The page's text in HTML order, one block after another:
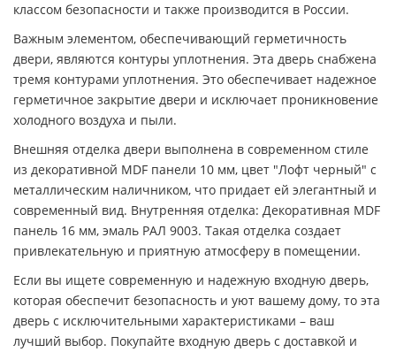
классом безопасности и также производится в России.
Важным элементом, обеспечивающий герметичность
двери, являются контуры уплотнения. Эта дверь снабжена
тремя контурами уплотнения. Это обеспечивает надежное
герметичное закрытие двери и исключает проникновение
холодного воздуха и пыли.
Внешняя отделка двери выполнена в современном стиле
из декоративной MDF панели 10 мм, цвет "Лофт черный" с
металлическим наличником, что придает ей элегантный и
современный вид. Внутренняя отделка: Декоративная MDF
панель 16 мм, эмаль РАЛ 9003. Такая отделка создает
привлекательную и приятную атмосферу в помещении.
Если вы ищете современную и надежную входную дверь,
которая обеспечит безопасность и уют вашему дому, то эта
дверь с исключительными характеристиками – ваш
лучший выбор. Покупайте входную дверь с доставкой и